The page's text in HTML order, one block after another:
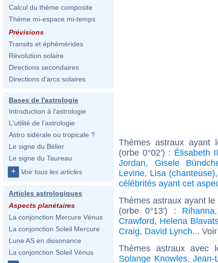
Calcul du thème composite
Thème mi-espace mi-temps
Prévisions
Transits et éphémérides
Révolution solaire
Directions secondaires
Directions d'arcs solaires
Bases de l'astrologie
Introduction à l'astrologie
L'utilité de l'astrologie
Astro sidérale ou tropicale ?
Le signe du Bélier
Le signe du Taureau
+ Voir tous les articles
Articles astrologiques
Aspects planétaires
La conjonction Mercure Vénus
La conjonction Soleil Mercure
Lune AS en dissonance
La conjonction Soleil Vénus
Thèmes astraux ayant
(orbe 0°02') : Élisabeth
Jordan, Gisele
Levine, Lisa (chanteuse)
célébrités ayant cet
Thèmes astraux ayant
(orbe 0°13') : Rihanna
Crawford, Helena
Craig, David Lynch...
Thèmes astraux
Solange Knowles,Jean-